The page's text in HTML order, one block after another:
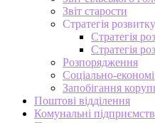
Звіт старости
Стратегія
Стратегія
Стратегія
Розпорядження
Соціально-
Запобігання
Поштові відділення
Комунальні